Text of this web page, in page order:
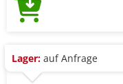
Lager: auf Anfrage